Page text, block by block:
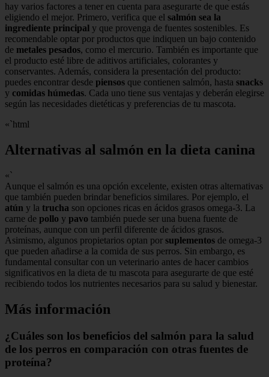
hay varios factores a tener en cuenta para asegurarte de que estás
eligiendo el mejor. Primero, verifica que el salmón sea la
ingrediente principal y que provenga de fuentes sostenibles. Es
recomendable optar por productos que indiquen un bajo contenido
de metales pesados, como el mercurio. También es importante que
el producto esté libre de aditivos artificiales, colorantes y
conservantes. Además, considera la presentación del producto:
puedes encontrar desde piensos que contienen salmón, hasta snacks
y comidas húmedas. Cada uno tiene sus ventajas y deberán elegirse
según las necesidades dietéticas y preferencias de tu mascota.
«`html
Alternativas al salmón en la dieta canina
«`
Aunque el salmón es una opción excelente, existen otras alternativas
que también pueden brindar beneficios similares. Por ejemplo, el
atún y la trucha son opciones ricas en ácidos grasos omega-3. La
carne de pollo y pavo también puede ser una buena fuente de
proteínas, aunque con un perfil diferente de ácidos grasos.
Asimismo, algunos propietarios optan por suplementos de omega-3
que pueden añadirse a la comida de sus perros. Sin embargo, es
fundamental consultar con un veterinario antes de hacer cambios
significativos en la dieta de tu mascota para asegurarte de que esté
recibiendo todos los nutrientes necesarios para su salud y bienestar.
Más información
¿Cuáles son los beneficios del salmón para la salud
de los perros en comparación con otras fuentes de
proteína?